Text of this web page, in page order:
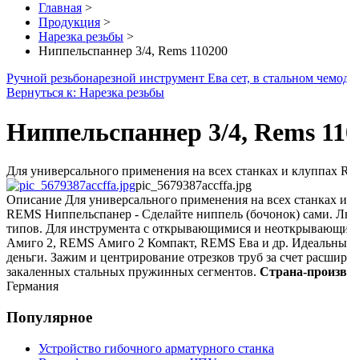
Главная >
Продукция >
Нарезка резьбы >
Ниппельспаннер 3/4, Rems 110200
Ручной резьбонарезной инструмент Ева сет, в стальном
Вернуться к: Нарезка резьбы
Ниппельспаннер 3/4, Rems
Для универсального применения на всех станках и
pic_5679387accffa.jpg
Описание Для универсального применения на всех
REMS Ниппельспанер - Сделайте ниппель (бочонок) сами.
типов. Для инструмента с открывающимися и
Амиго 2, REMS Амиго 2 Компакт, REMS Ева и др.
деньги. Зажим и центрирование отрезков труб за счет
закаленных стальных пружинных сегментов. Страна-
Германия
Популярное
Устройство гибочного арматурного станка